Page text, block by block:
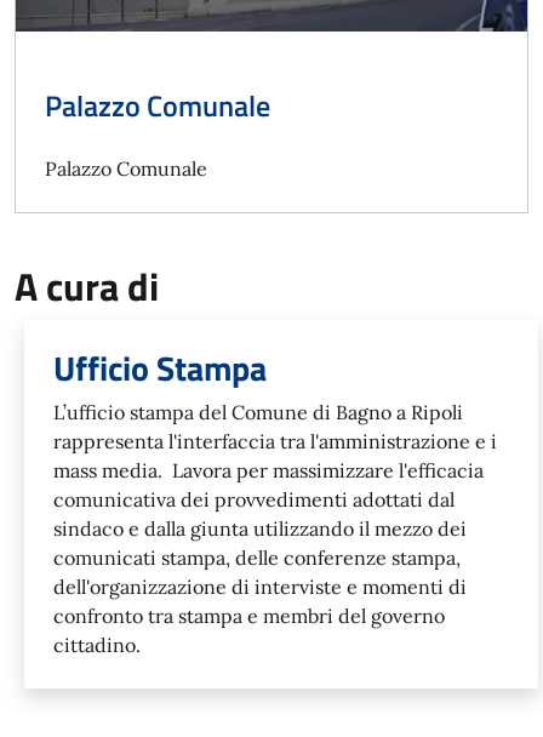
Palazzo Comunale
Palazzo Comunale
A cura di
Ufficio Stampa
L’ufficio stampa del Comune di Bagno a Ripoli
rappresenta l'interfaccia tra l'amministrazione e i
mass media. Lavora per massimizzare l'efficacia
comunicativa dei provvedimenti adottati dal
sindaco e dalla giunta utilizzando il mezzo dei
comunicati stampa, delle conferenze stampa,
dell'organizzazione di interviste e momenti di
confronto tra stampa e membri del governo
cittadino.